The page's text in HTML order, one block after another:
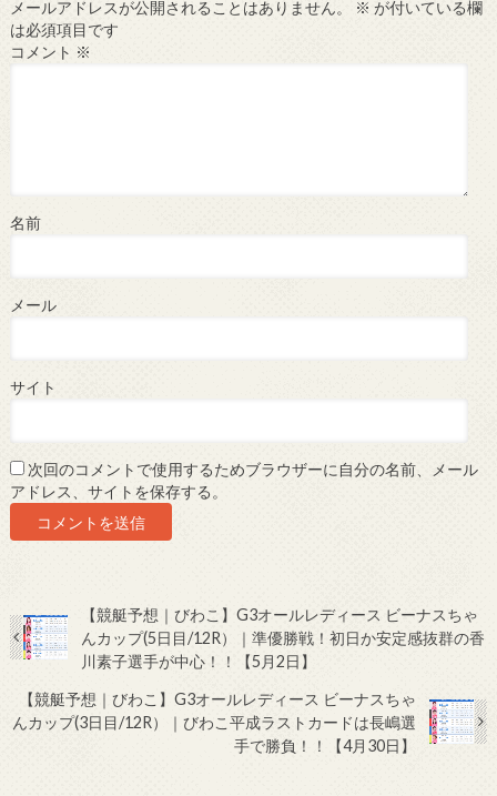
メールアドレスが公開されることはありません。 ※ が付いている欄
は必須項目です
コメント ※
名前
メール
サイト
次回のコメントで使用するためブラウザーに自分の名前、メール
アドレス、サイトを保存する。
【競艇予想｜びわこ】G3オールレディース ビーナスちゃ
んカップ(5日目/12R）｜準優勝戦！初日か安定感抜群の香
川素子選手が中心！！【5月2日】
【競艇予想｜びわこ】G3オールレディース ビーナスちゃ
んカップ(3日目/12R）｜びわこ平成ラストカードは長嶋選
手で勝負！！【4月30日】